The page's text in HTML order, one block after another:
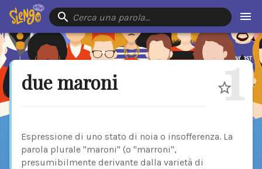
Cerca una parola…
due maroni 1
Espressione di uno stato di noia o insofferenza. La
parola plurale "maroni" (o "marroni",
presumibilmente derivante dalla varietà di